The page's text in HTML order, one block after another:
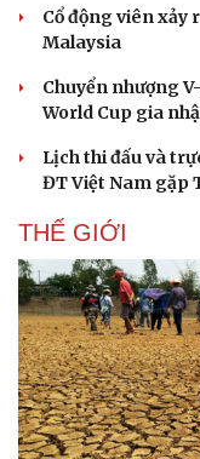
Cổ động viên xảy
Malaysia
Chuyển nhượng
World Cup gia
Lịch thi đấu và
ĐT Việt Nam gặp
THẾ GIỚI